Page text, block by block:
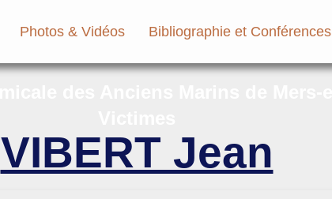
Photos & Vidéos Bibliographie et Conférences
VIBERT Jean